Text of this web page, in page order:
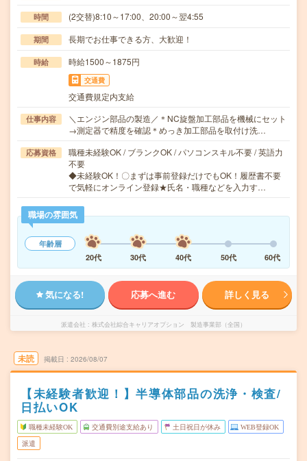
時間 (2交替)8:10～17:00、20:00～翌4:55
期間 長期でお仕事できる方、大歓迎！
時給 時給1500～1875円
交通費
交通費規定内支給
仕事内容
＼エンジン部品の製造／＊NC旋盤加工部品を機械にセット
→測定器で精度を確認＊めっき加工部品を取付け洗…
応募資格
職種未経験OK / ブランクOK / パソコンスキル不要 / 英語力
不要
◆未経験OK！〇まずは事前登録だけでもOK！履歴書不要
で気軽にオンライン登録★氏名・職種などを入力す…
職場の雰囲気
年齢層
20代
30代 40代 50代 60代
気になる! 応募へ進む 詳しく見る
派遣会社 株式会社綜合キャリアオプション 製造事業部（全国）
未読 掲載日 2026/08/07
【未経験者歓迎！】半導体部品の洗浄・検査/
日払いOK
職種未経験OK 交通費別途支給あり 土日祝日が休み WEB登録OK
派遣